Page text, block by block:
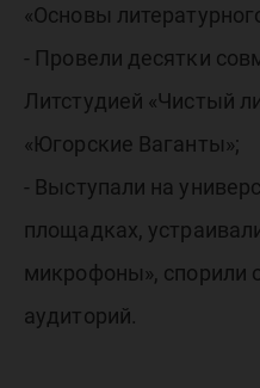
«Основы
- Провели десятки
Литстудией «Чистый
«Югорские Ваганты»;
- Выступали на
площадках,
микрофоны», спорили
аудиторий.